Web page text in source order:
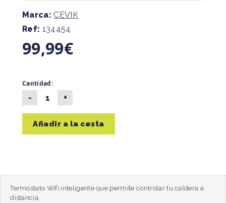
Marca: CEVIK
Ref: 134454
99,99€
Cantidad:
Añadir a la cesta
Termostato Wifi inteligente que permite controlar tu caldera a
distancia,.